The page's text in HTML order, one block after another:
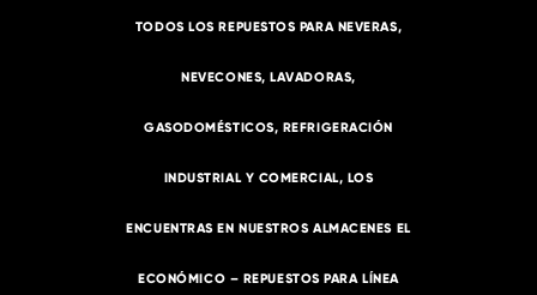
TODOS LOS REPUESTOS PARA NEVERAS,
NEVECONES, LAVADORAS,
GASODOMÉSTICOS, REFRIGERACIÓN
INDUSTRIAL Y COMERCIAL, LOS
ENCUENTRAS EN NUESTROS ALMACENES EL
ECONÓMICO – REPUESTOS PARA LÍNEA